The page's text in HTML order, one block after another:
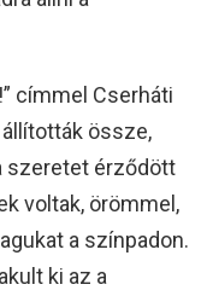
címmel Cserháti
össze,
szeretet érződött
voltak, örömmel,
a színpadon.
ki az a